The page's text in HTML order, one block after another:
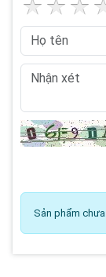
Sản phẩm